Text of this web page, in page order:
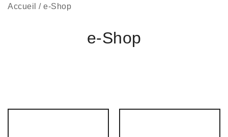
Accueil / e-Shop
e-Shop